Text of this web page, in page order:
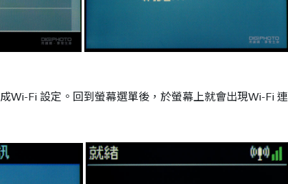
Wi-Fi 設定。回到螢幕選單後，於螢幕上就會出現Wi-Fi 連